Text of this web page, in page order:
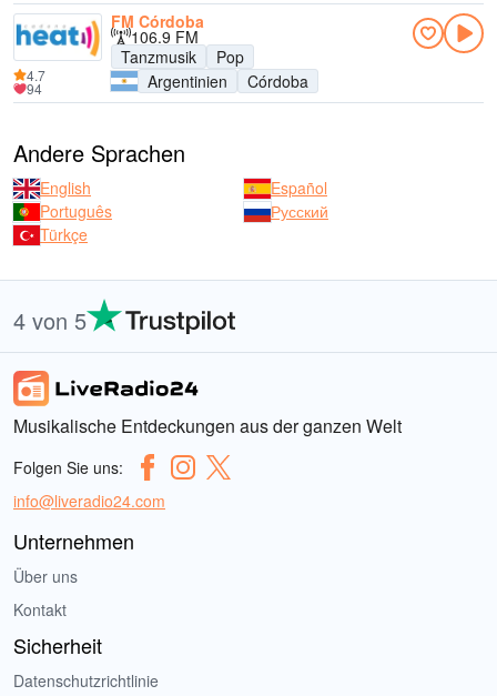
FM Córdoba
106.9 FM
Tanzmusik
Pop
Argentinien
Córdoba
4.7
94
Andere Sprachen
English
Español
Português
Русский
Türkçe
4 von 5
Musikalische Entdeckungen aus der ganzen Welt
Folgen Sie uns:
info@liveradio24.com
Unternehmen
Über uns
Kontakt
Sicherheit
Datenschutzrichtlinie